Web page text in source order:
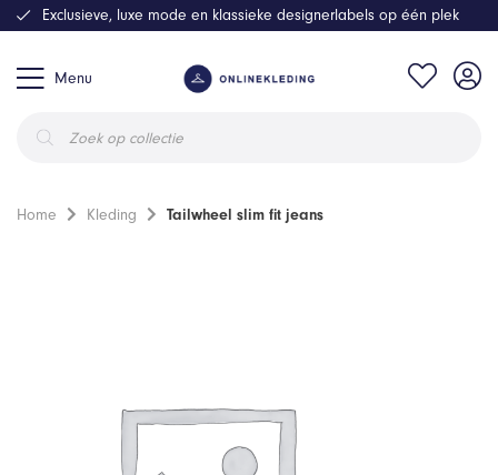
Menu
zoeken
Exclusieve, luxe mode en klassieke designerlabels op één plek
Home Kleding Tailwheel slim fit jeans